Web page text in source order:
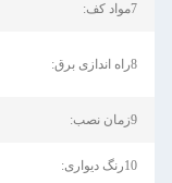
7مواد کف:
8راه اندازی برق:
9زمان نصب:
10رنگ دیواری: